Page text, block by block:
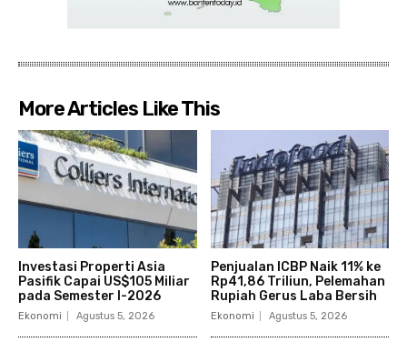
More Articles Like This
Investasi Properti Asia
Pasifik Capai US$105 Miliar
pada Semester I-2026
Ekonomi Agustus 5, 2026
Penjualan ICBP Naik 11% ke
Rp41,86 Triliun, Pelemahan
Rupiah Gerus Laba Bersih
Ekonomi Agustus 5, 2026